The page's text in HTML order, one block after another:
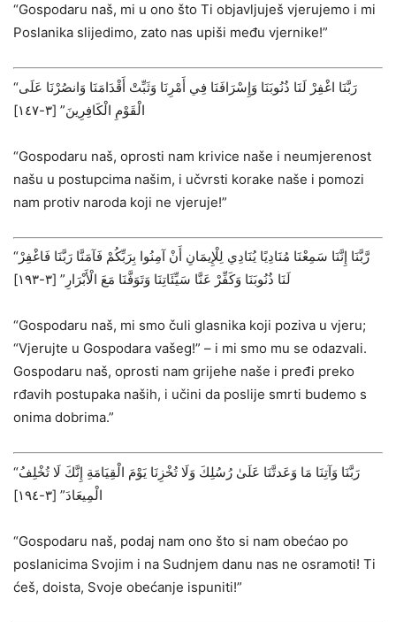
“Gospodaru naš, mi u ono što Ti objavljuješ vjerujemo i mi
Poslanika slijedimo, zato nas upiši među vjernike!”
“رَبَّنَا اغْفِرْ لَنَا ذُنُوبَنَا وَإِسْرَافَنَا فِي أَمْرِنَا وَثَبِّتْ أَقْدَامَنَا وَانصُرْنَا عَلَى
الْقَوْمِ الْكَافِرِينَ” ‌[٣-١٤٧]
“Gospodaru naš, oprosti nam krivice naše i neumjerenost
našu u postupcima našim, i učvrsti korake naše i pomozi
nam protiv naroda koji ne vjeruje!”
“رَّبَّنَا إِنَّنَا سَمِعْنَا مُنَادِيًا يُنَادِي لِلْإِيمَانِ أَنْ آمِنُوا بِرَبِّكُمْ فَآمَنَّا رَبَّنَا فَاغْفِرْ
لَنَا ذُنُوبَنَا وَكَفِّرْ عَنَّا سَيِّئَاتِنَا وَتَوَفَّنَا مَعَ الْأَبْرَارِ” ‌[٣-١٩٣]
“Gospodaru naš, mi smo čuli glasnika koji poziva u vjeru;
“Vjerujte u Gospodara vašeg!” – i mi smo mu se odazvali.
Gospodaru naš, oprosti nam grijehe naše i pređi preko
rđavih postupaka naših, i učini da poslije smrti budemo s
onima dobrima.”
“رَبَّنَا وَآتِنَا مَا وَعَدتَّنَا عَلَىٰ رُسُلِكَ وَلَا تُخْزِنَا يَوْمَ الْقِيَامَةِ إِنَّكَ لَا تُخْلِفُ
الْمِيعَادَ” ‌[٣-١٩٤]
“Gospodaru naš, podaj nam ono što si nam obećao po
poslanicima Svojim i na Sudnjem danu nas ne osramoti! Ti
ćeš, doista, Svoje obećanje ispuniti!”